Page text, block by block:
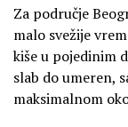
Za područje
malo svežije
kiše u pojedinim
slab do umeren,
maksimalnom